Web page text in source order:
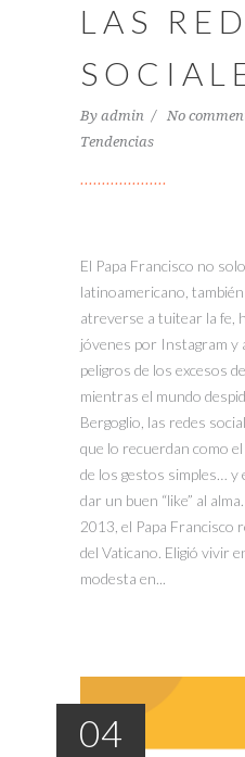
LAS
By admin No
Tendencias
El Papa Francisco no
latinoamericano,
atreverse a tuitear la fe,
jóvenes por Instagram y
peligros de los excesos
mientras el mundo
Bergoglio, las redes
que lo recuerdan como el
de los gestos simples… y
dar un buen “like” al
2013, el Papa Francisco
del Vaticano. Eligió vivir
modesta en...
04